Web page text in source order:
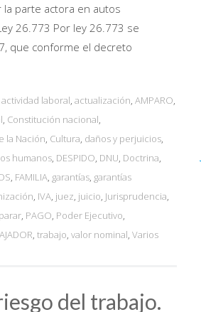
la parte actora en autos
26.773 Por ley 26.773 se
que conforme el decreto
actividad laboral, actualización, AMPARO,
, Constitución nacional,
la Nación, Cultura, daños y perjuicios,
humanos, DESPIDO, DNU, Doctrina,
, FAMILIA, garantías, garantías
, IVA, juez, juicio, Jurisprudencia,
, PAGO, Poder Ejecutivo,
, trabajo, valor nominal, Varios
del trabajo.